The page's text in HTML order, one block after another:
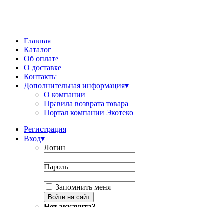
Главная
Каталог
Об оплате
О доставке
Контакты
Дополнительная информация▾
О компании
Правила возврата товара
Портал компании Экотеко
Регистрация
Вход▾
Логин
Пароль
Запомнить меня